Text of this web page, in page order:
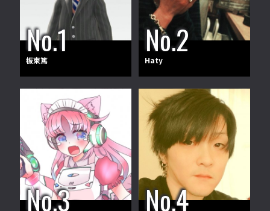
板東篤 Haty